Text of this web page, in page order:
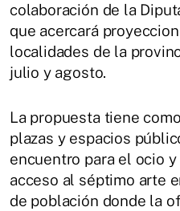
colaboración de la
que acercará
localidades de la
julio y agosto.
La propuesta tiene
plazas y espacios
encuentro para el ocio
acceso al séptimo arte
de población donde la